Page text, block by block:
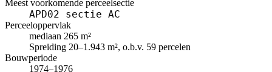
Meest voorkomende perceelsectie
APD02 sectie AC
Perceeloppervlak
mediaan 265 m²
Spreiding 20–1.943 m², o.b.v. 59 percelen
Bouwperiode
1974–1976